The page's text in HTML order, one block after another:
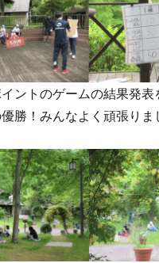
ントのゲームの結果発表
勝！みんなよく頑張りま